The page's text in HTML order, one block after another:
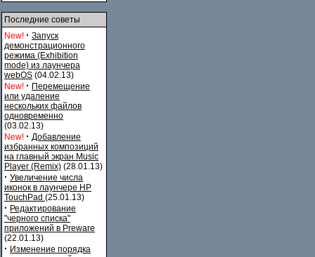
Последние советы
New! · Запуск
демонстрационного
режима (Exhibition
mode) из лаунчера
webOS (04.02.13)
New! · Перемещение
или удаление
нескольких файлов
одновременно
(03.02.13)
New! · Добавление
избранных композиций
на главный экран Music
Player (Remix) (28.01.13)
· Увеличение числа
иконок в лаунчере HP
TouchPad (25.01.13)
· Редактирование
"черного списка"
приложений в Preware
(22.01.13)
· Изменение порядка